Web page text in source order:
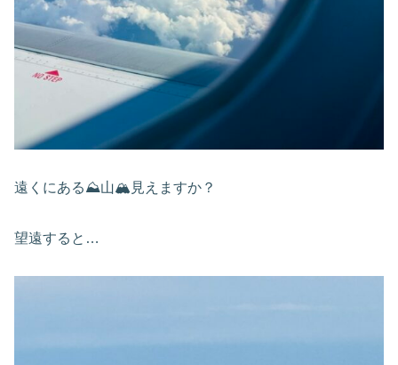
遠くにある⛰️山🏔️見えますか？
望遠すると…